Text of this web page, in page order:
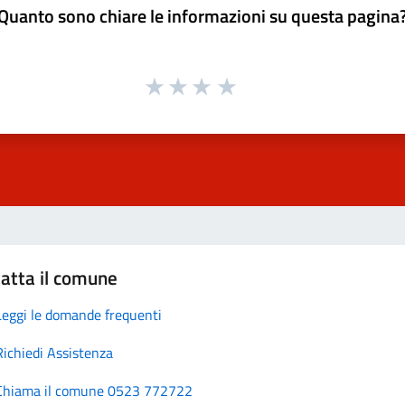
sono chiare le informazioni su questa
il comune
le domande frequenti
Assistenza
il comune 0523 772722